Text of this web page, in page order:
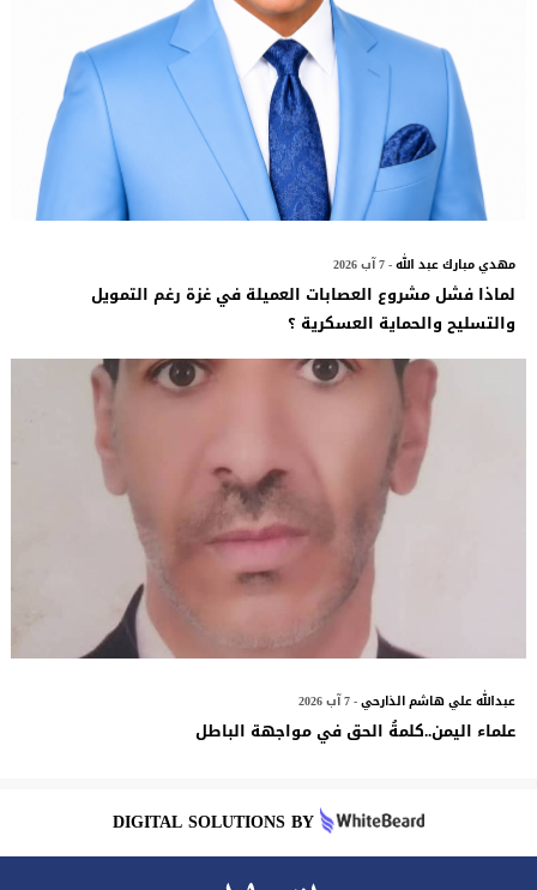
مهدي مبارك عبد الله- 7 آب 2026
لماذا فشل مشروع العصابات العميلة في غزة رغم التمويل
والتسليح والحماية العسكرية ؟
عبدالله علي هاشم الذارحي- 7 آب 2026
علماء اليمن..كلمةُ الحق في مواجهة الباطل
DIGITAL SOLUTIONS BY